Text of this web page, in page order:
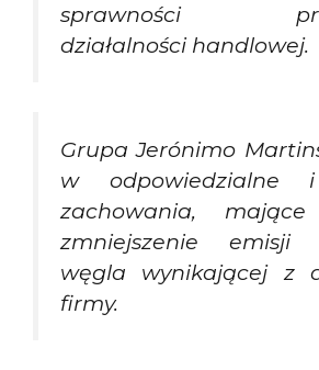
sprawności
działalności handlowej.
Grupa Jerónimo
w odpowiedzialne
zachowania,
zmniejszenie emisji
węgla wynikającej z
firmy.